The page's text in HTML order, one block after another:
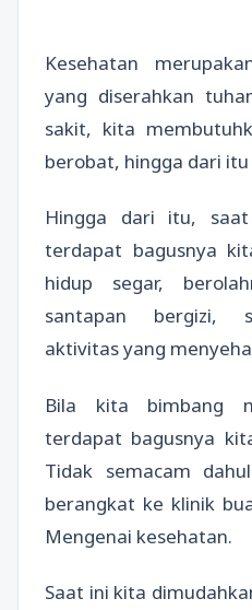
Kesehatan
yang diserahkan
sakit, kita
berobat, hingga dari
Hingga dari itu,
terdapat bagusnya
hidup segar,
santapan bergizi,
aktivitas yang
Bila kita bimbang
terdapat bagusnya
Tidak semacam
berangkat ke klinik
Mengenai kesehatan.
Saat ini kita